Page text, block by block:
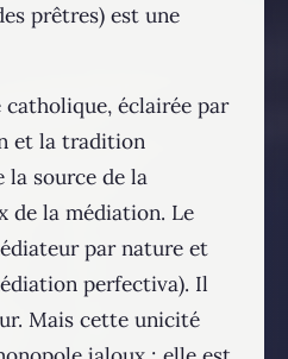
prêtres) est une
catholique, éclairée par
et la tradition
source de la
de la médiation. Le
par nature et
perfectiva). Il
Mais cette unicité